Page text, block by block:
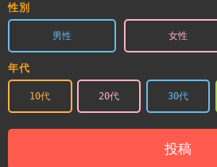
性別
男性 女性
年代
10代 20代 30代
投稿